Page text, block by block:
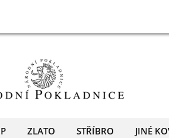
ZLATO STŘÍBRO JINÉ
Mincovní kapsle